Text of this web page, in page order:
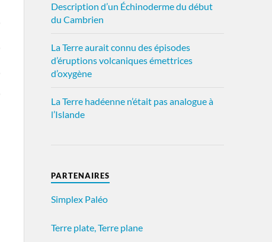
Description d’un Échinoderme du début
du Cambrien
La Terre aurait connu des épisodes
d’éruptions volcaniques émettrices
d’oxygène
La Terre hadéenne n’était pas analogue à
l’Islande
PARTENAIRES
Simplex Paléo
Terre plate, Terre plane